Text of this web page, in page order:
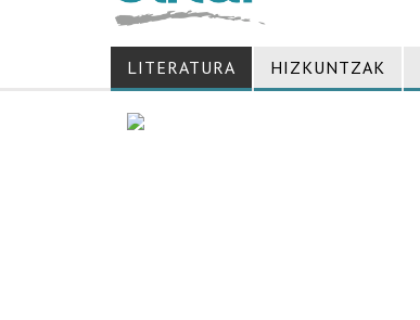
LITERATURA HIZKUNTZAK